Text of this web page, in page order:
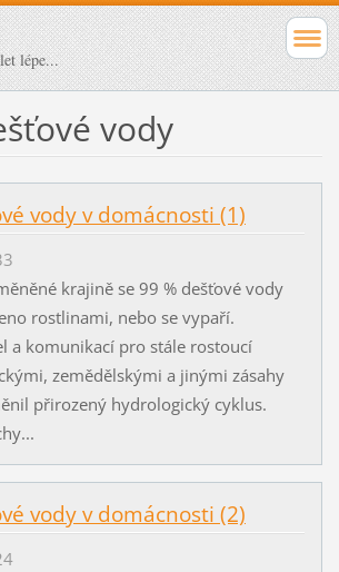
lépe...
vody
vody v domácnosti (1)
krajině se 99 % dešťové vody
rostlinami, nebo se vypaří.
a komunikací pro stále rostoucí
zemědělskými a jinými zásahy
přirozený hydrologický cyklus.
vody v domácnosti (2)